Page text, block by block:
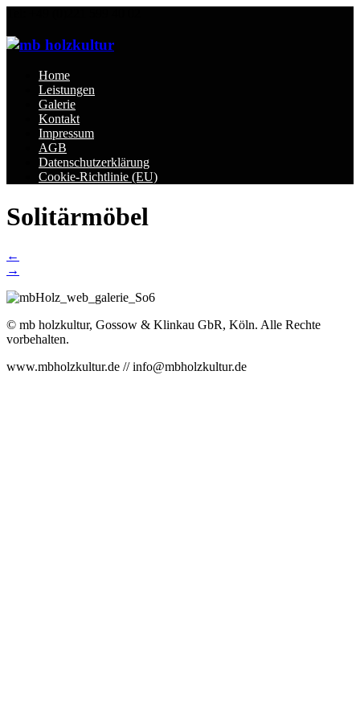
Home
Leistungen
Galerie
Kontakt
Impressum
AGB
Datenschutzerklärung
Cookie-Richtlinie (EU)
Solitärmöbel
Post
navigation
←
→
© mb holzkultur, Gossow & Klinkau GbR, Köln. Alle Rechte
vorbehalten.
www.mbholzkultur.de // info@mbholzkultur.de